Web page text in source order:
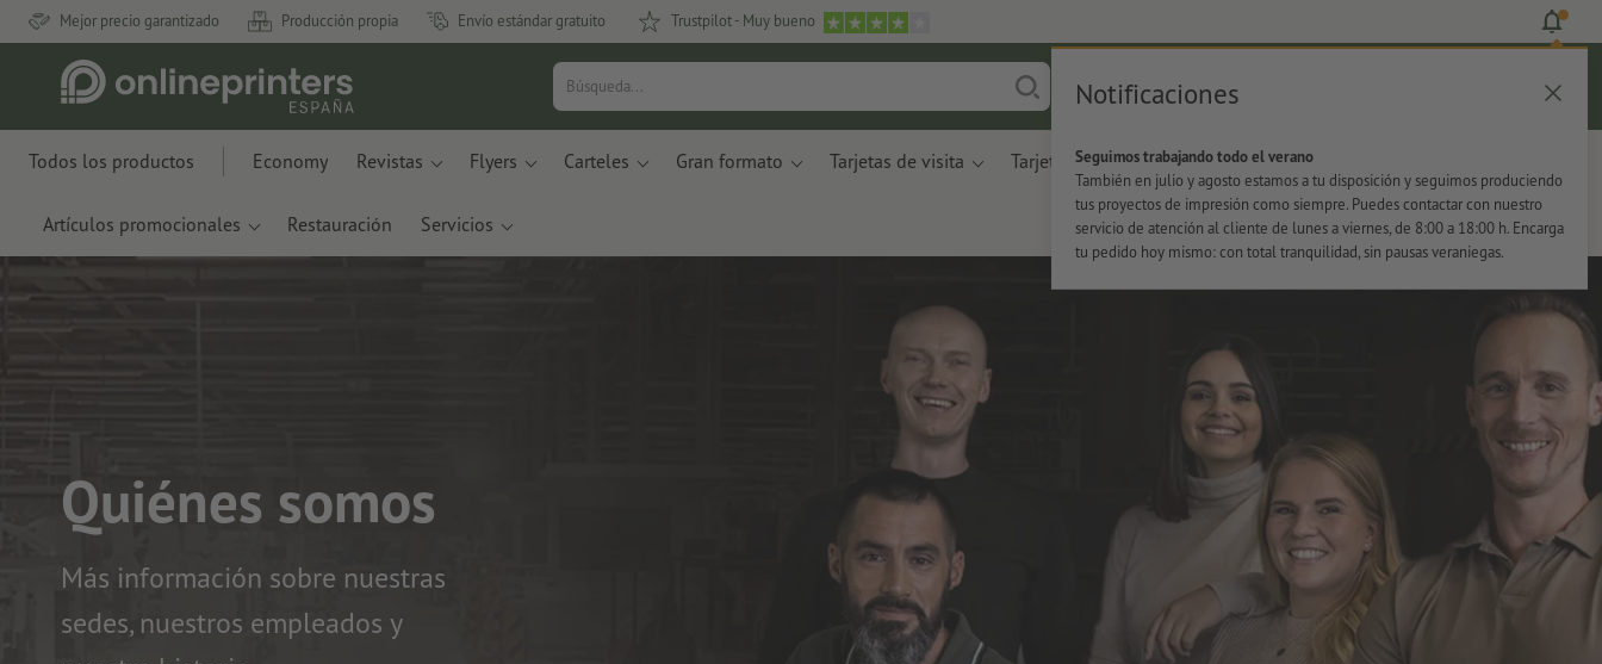
Mejor precio garantizado Producción propia Envío estándar gratuito Trustpilot - Muy bueno
Notificaciones
Seguimos trabajando todo el verano
También en julio y agosto estamos a tu disposición y seguimos produciendo
tus proyectos de impresión como siempre. Puedes contactar con nuestro
servicio de atención al cliente de lunes a viernes, de 8:00 a 18:00 h. Encarga
tu pedido hoy mismo: con total tranquilidad, sin pausas veraniegas.
Cesta
Todos los productos Economy Revistas Flyers Carteles Gran formato Tarjetas de visita Tarjetas Oficina Adhesivos
Artículos promocionales Restauración Servicios
Quiénes somos
Más información sobre nuestras
sedes, nuestros empleados y